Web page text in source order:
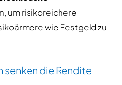
um risikoreichere
wie Festgeld zu
senken die Rendite